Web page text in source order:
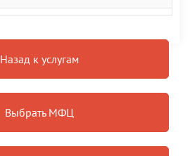
Назад к услугам
Выбрать МФЦ